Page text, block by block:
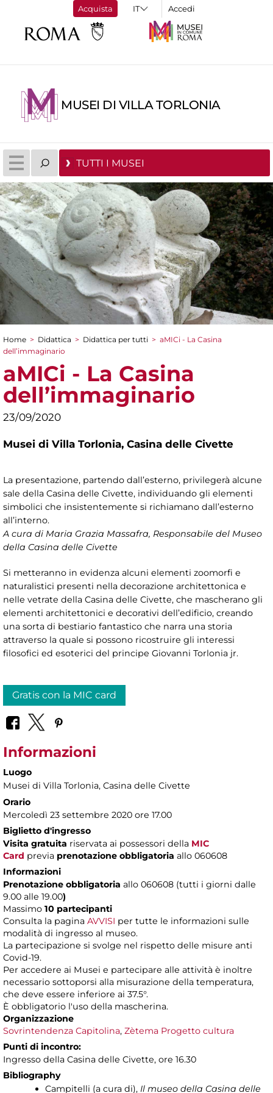
Acquista Accedi
MUSEI DI VILLA TORLONIA
TUTTI I MUSEI
Tu sei qui
Home > Didattica > Didattica per tutti > aMICi - La Casina
dell’immaginario
aMICi - La Casina
dell’immaginario
23/09/2020
Musei di Villa Torlonia, Casina delle Civette
La presentazione, partendo dall’esterno, privilegerà alcune
sale della Casina delle Civette, individuando gli elementi
simbolici che insistentemente si richiamano dall’esterno
all’interno.
A cura di Maria Grazia Massafra, Responsabile del Museo
della Casina delle Civette
Si metteranno in evidenza alcuni elementi zoomorfi e
naturalistici presenti nella decorazione architettonica e
nelle vetrate della Casina delle Civette, che mascherano gli
elementi architettonici e decorativi dell’edificio, creando
una sorta di bestiario fantastico che narra una storia
attraverso la quale si possono ricostruire gli interessi
filosofici ed esoterici del principe Giovanni Torlonia jr.
Gratis con la MIC card
Informazioni
Luogo
Musei di Villa Torlonia, Casina delle Civette
Orario
Mercoledì 23 settembre 2020 ore 17.00
Biglietto d'ingresso
Visita gratuita riservata ai possessori della MIC
Card previa prenotazione obbligatoria allo 060608
Informazioni
Prenotazione obbligatoria allo 060608 (tutti i giorni dalle
9.00 alle 19.00)
Massimo 10 partecipanti
Consulta la pagina AVVISI per tutte le informazioni sulle
modalità di ingresso al museo.
La partecipazione si svolge nel rispetto delle misure anti
Covid-19.
Per accedere ai Musei e partecipare alle attività è inoltre
necessario sottoporsi alla misurazione della temperatura,
che deve essere inferiore ai 37.5°.
È obbligatorio l'uso della mascherina.
Organizzazione
Sovrintendenza Capitolina, Zètema Progetto cultura
Punti di incontro:
Ingresso della Casina delle Civette, ore 16.30
Bibliography
Campitelli (a cura di), Il museo della Casina delle